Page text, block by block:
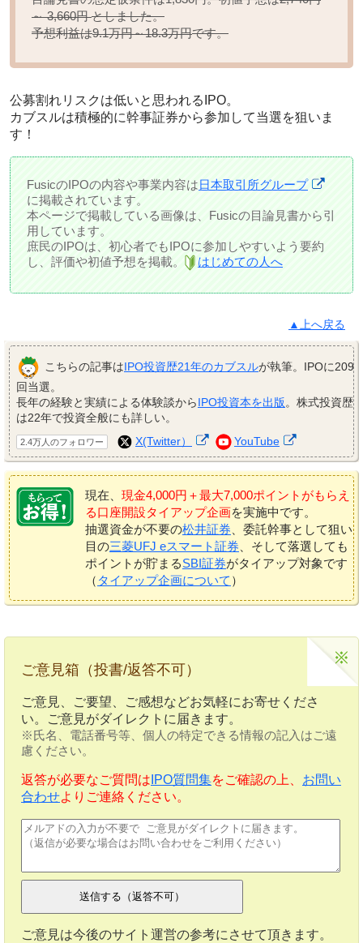
～ 3,660円としました。
予想利益は9.1万円～18.3万円です。
公募割れリスクは低いと思われるIPO。
カブスルは積極的に幹事証券から参加して当選を狙いま
す！
FusicのIPOの内容や事業内容は日本取引所グループ
に掲載されています。
本ページで掲載している画像は、Fusicの目論見書から引
用しています。
庶民のIPOは、初心者でもIPOに参加しやすいよう要約
し、評価や初値予想を掲載。
はじめての人へ
▲上へ戻る
こちらの記事はIPO投資歴21年のカブスルが執筆。IPOに209
回当選。
長年の経験と実績による体験談からIPO投資本を出版。株式投資歴
は22年で投資全般にも詳しい。
2.4万人のフォロワー X(Twitter） YouTube
現在、 現金4,000円＋最大7,000ポイントがもらえ
る口座開設タイアップ企画を実施中です。
抽選資金が不要の松井証券 、委託幹事として狙い
目の三菱UFJ eスマート証券 、そして落選しても
ポイントが貯まるSBI証券がタイアップ対象です
（ タイアップ企画について ）
ご意見箱（投書/返答不可）
ご意見、ご要望、ご感想などお気軽にお寄せくださ
い。ご意見がダイレクトに届きます。
※氏名、電話番号等、個人の特定できる情報の記入はご遠
慮ください。
返答が必要なご質問は IPO質問集をご確認の上、 お問い
合わせよりご連絡ください。
ご意見は今後のサイト運営の参考にさせて頂きます。